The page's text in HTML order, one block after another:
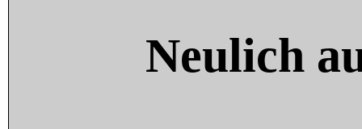
Neulich